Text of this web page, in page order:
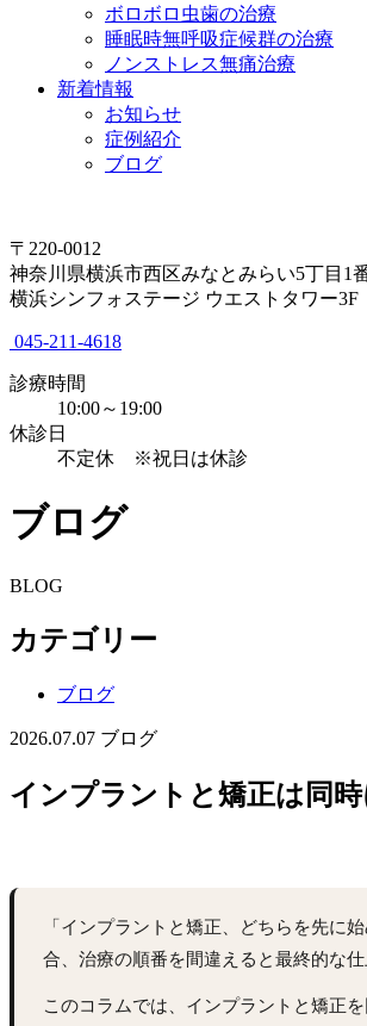
ボロボロ虫歯の治療
睡眠時無呼吸症候群の治療
ノンストレス無痛治療
新着情報
お知らせ
症例紹介
ブログ
〒220-0012
神奈川県横浜市西区みなとみらい5丁目1
横浜シンフォステージ ウエストタワー3F
045-211-4618
診療時間
10:00～19:00
休診日
不定休 ※祝日は休診
ブログ
BLOG
カテゴリー
ブログ
2026.07.07 ブログ
インプラントと矯正は同
「インプラントと矯正、どちらを先に
合、治療の順番を間違えると最終的な
このコラムでは、インプラントと矯正